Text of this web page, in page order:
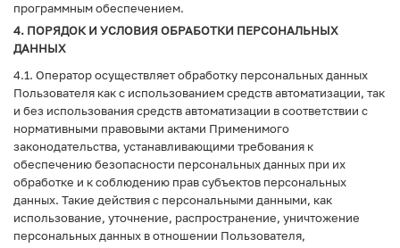
программным обеспечением.
4. ПОРЯДОК И УСЛОВИЯ ОБРАБОТКИ ПЕРСОНАЛЬНЫХ
ДАННЫХ
4.1. Оператор осуществляет обработку персональных данных
Пользователя как с использованием средств автоматизации, так
и без использования средств автоматизации в соответствии с
нормативными правовыми актами Применимого
законодательства, устанавливающими требования к
обеспечению безопасности персональных данных при их
обработке и к соблюдению прав субъектов персональных
данных. Такие действия с персональными данными, как
использование, уточнение, распространение, уничтожение
персональных данных в отношении Пользователя,